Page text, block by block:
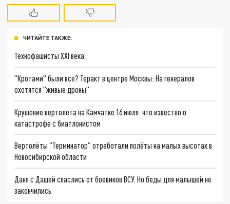
ЧИТАЙТЕ ТАКЖЕ:
Технофашисты XXI века
"Кротами" были все? Теракт в центре Москвы: На генералов
охотятся "живые дроны"
Крушение вертолета на Камчатке 16 июля: что известно о
катастрофе с биатлонистом
Вертолёты "Терминатор" отработали полёты на малых высотах в
Новосибирской области
Даня с Дашей спаслись от боевиков ВСУ. Но беды для малышей не
закончились